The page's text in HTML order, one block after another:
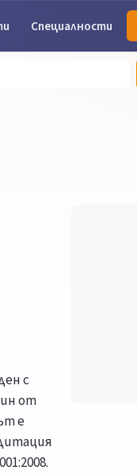
Специалности
с
от
е